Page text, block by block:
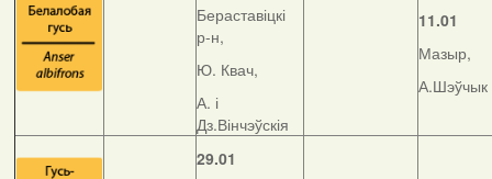
Бераставіцкі
р-н,
Ю. Квач,
А. і
Дз.Вінчэўскія
11.01
Мазыр,
А.Шэўчык
29.01